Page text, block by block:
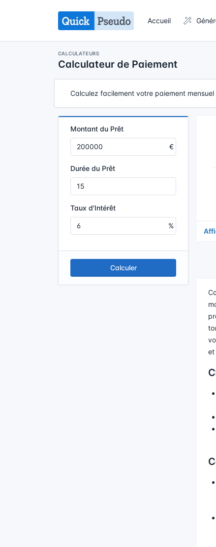
Accueil
CALCULATEURS
Calculateur de Paiement
Calculez facilement votre paiement
Montant du Prêt
Durée du Prêt
Taux d'Intérêt
Calculer
et